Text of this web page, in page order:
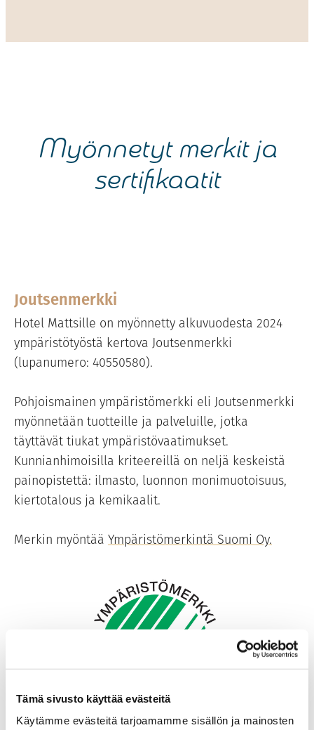
Tämä sivusto käyttää evästeitä
Käytämme evästeitä tarjoamamme sisällön ja mainosten
Myönnetyt merkit ja
sertifikaatit
Joutsenmerkki
Hotel Mattsille on myönnetty alkuvuodesta 2024
ympäristötyöstä kertova Joutsenmerkki
(lupanumero: 40550580).
Pohjoismainen ympäristömerkki eli Joutsenmerkki
myönnetään tuotteille ja palveluille, jotka
täyttävät tiukat ympäristövaatimukset.
Kunnianhimoisilla kriteereillä on neljä keskeistä
painopistettä: ilmasto, luonnon monimuotoisuus,
kiertotalous ja kemikaalit.
Merkin myöntää Ympäristömerkintä Suomi Oy.